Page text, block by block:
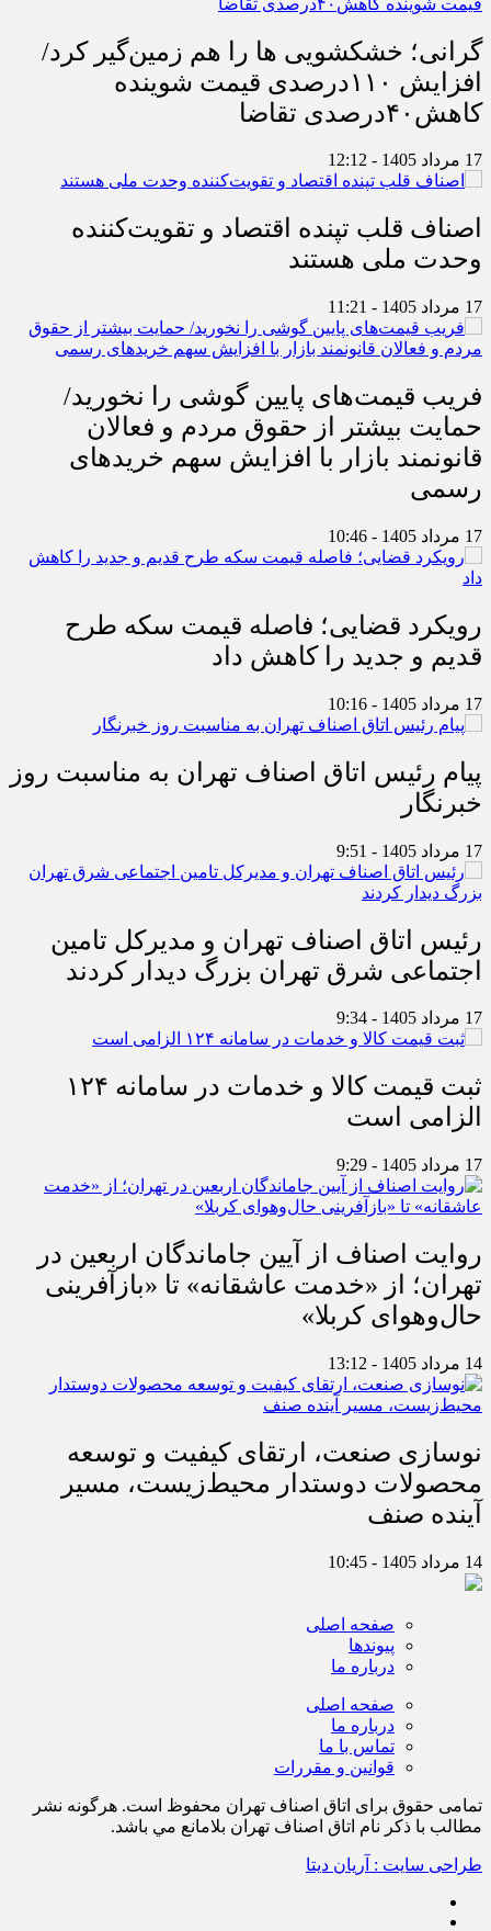
گرانی؛ خشکشویی‌ ها را هم زمین‌گیر کرد/
افزایش ۱۱۰درصدی قیمت شوینده
کاهش۴۰درصدی تقاضا
17 مرداد 1405 - 12:12
اصناف قلب تپنده اقتصاد و تقویت‌کننده
وحدت ملی هستند
17 مرداد 1405 - 11:21
فریب قیمت‌های پایین گوشی را نخورید/
حمایت بیشتر از حقوق مردم و فعالان
قانونمند بازار با افزایش سهم خریدهای
رسمی
17 مرداد 1405 - 10:46
رویکرد قضایی؛ فاصله قیمت سکه طرح
قدیم و جدید را کاهش داد
17 مرداد 1405 - 10:16
پیام رئیس اتاق اصناف تهران به مناسبت روز
خبرنگار
17 مرداد 1405 - 9:51
رئیس اتاق اصناف تهران و مدیرکل تامین
اجتماعی شرق تهران بزرگ دیدار کردند
17 مرداد 1405 - 9:34
ثبت قیمت کالا و خدمات در سامانه ۱۲۴
الزامی است
17 مرداد 1405 - 9:29
روایت اصناف از آیین جاماندگان اربعین در
تهران؛ از «خدمت عاشقانه» تا «بازآفرینی
حال‌وهوای کربلا»
14 مرداد 1405 - 13:12
نوسازی صنعت، ارتقای کیفیت و توسعه
محصولات دوستدار محیط‌زیست، مسیر
آینده صنف
14 مرداد 1405 - 10:45
صفحه اصلی
پیوندها
درباره ما
صفحه اصلی
درباره ما
تماس با ما
قوانین و مقررات
تمامی حقوق برای اتاق اصناف تهران محفوظ است. هرگونه نشر
مطالب با ذكر نام اتاق اصناف تهران بلامانع مي باشد.
طراحی سایت : آریان دیتا